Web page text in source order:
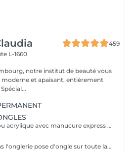
459
L-1660
notre institut de beauté vous
moderne et apaisant, entièrement
dédié à votre bien-être. Spécial...
dépose d'ongle en gel ou acrylique avec manucure express application d'un fortifiant pour l'ongle
nouvelle révolution dans l'onglerie pose d'ongle sur toute la surface de l'ongle sans abimer les vôtres